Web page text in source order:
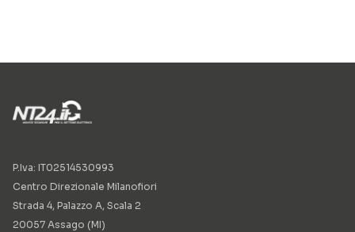
P.Iva: IT02514530993
Centro Direzionale Milanofiori
Strada 4, Palazzo A, Scala 2
20057 Assago (MI)